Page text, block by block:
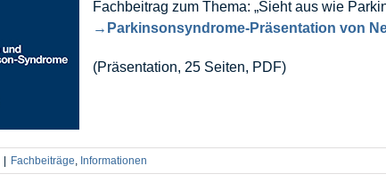
Fachbeitrag zum Thema: „Sieht aus wie
→ Parkinsonsyndrome-Präsentation von
(Präsentation, 25 Seiten, PDF)
Fachbeiträge, Informationen